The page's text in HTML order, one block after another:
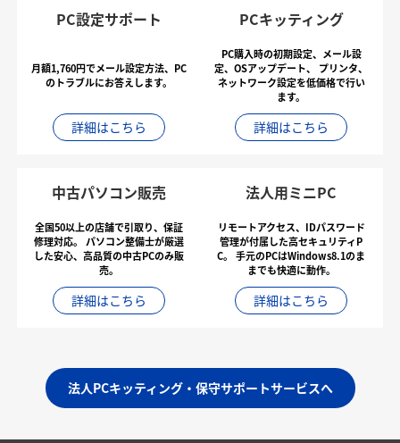
PC設定サポート
月額1,760円でメール設定方法、PC
のトラブルにお答えします。
詳細はこちら
PCキッティング
PC購入時の初期設定、メール設
定、OSアップデート、
プリンタ、
ネットワーク設定を低価格で行い
ます。
詳細はこちら
中古パソコン販売
全国50以上の店舗で引取り、保証
修理対応。 パソコン整備士が厳選
した安心、高品質の中古PCのみ販
売。
詳細はこちら
法人用ミニPC
リモートアクセス、IDパスワード
管理が付属した高セキュリティP
C。 手元のPCはWindows8.1のま
までも快適に動作。
詳細はこちら
法人PCキッティング・保守サポートサービスへ